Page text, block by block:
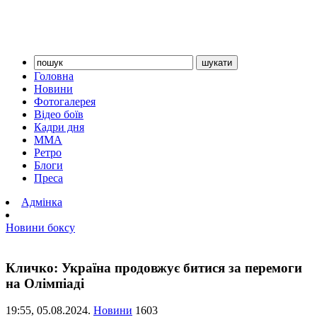
Головна
Новини
Фотогалерея
Відео боїв
Кадри дня
ММА
Ретро
Блоги
Преса
Адмінка
Новини боксу
Кличко: Україна продовжує битися за перемоги
на Олімпіаді
19:55, 05.08.2024. Новини 1603